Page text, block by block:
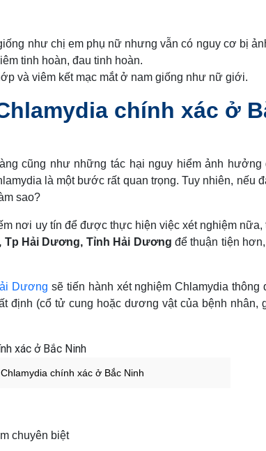
như chị em phụ nữ nhưng vẫn có nguy cơ bị
tinh hoàn, đau tinh hoàn.
và viêm kết mạc mắt ở nam giống như nữ giới.
chính xác ở
cũng như những tác hại nguy hiểm ảnh hưởng
là một bước rất quan trọng. Tuy nhiên, nếu
sao?
nơi uy tín để được thực hiện việc xét nghiệm nữa,
Tp Hải Dương, Tỉnh Hải Dương để thuận tiện
Dương sẽ tiến hành xét nghiệm Chlamydia thông
định (cổ tử cung hoặc dương vật của bệnh nhân,
chính xác ở Bắc Ninh
chuyên biệt